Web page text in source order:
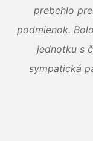
prebehlo
podmienok.
jednotku s
sympatická